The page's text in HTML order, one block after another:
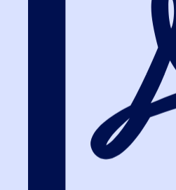
«Контрактная система в сфере
контракта — 480 000 рублей. Форма
дистанционными технологиями,
часов, общая продолжительность —
человек, место обучения — г.
Заявитель изучил конкурсную
положения, которые счел
конкуренцию, и подал жалобу по
из них сработали, а какие нет и